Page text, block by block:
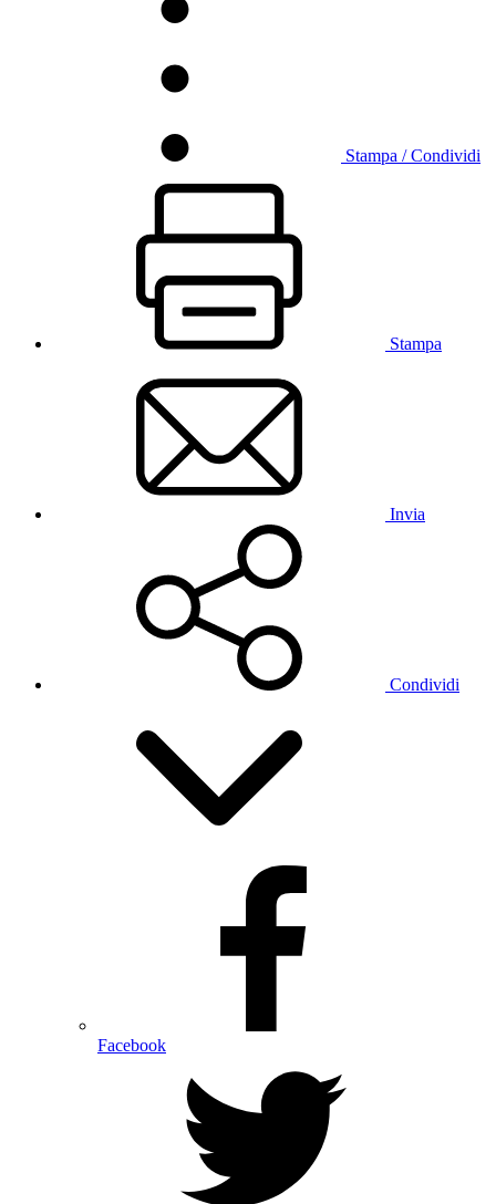
Stampa / Condividi
Stampa
Invia
Condividi
Facebook